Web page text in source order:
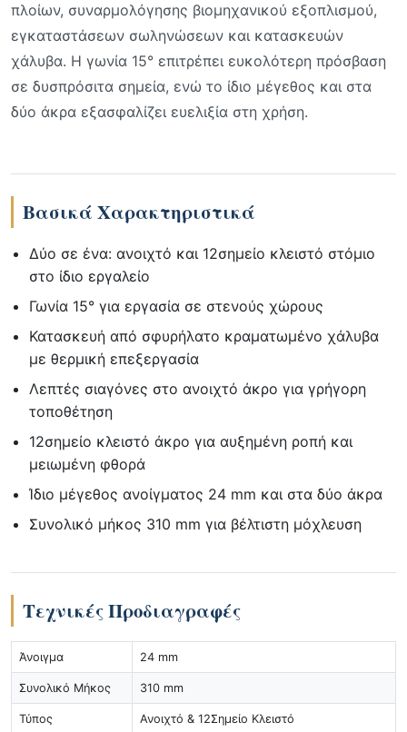
πλοίων, συναρμολόγησης βιομηχανικού εξοπλισμού,
εγκαταστάσεων σωληνώσεων και κατασκευών
χάλυβα. Η γωνία 15° επιτρέπει ευκολότερη πρόσβαση
σε δυσπρόσιτα σημεία, ενώ το ίδιο μέγεθος και στα
δύο άκρα εξασφαλίζει ευελιξία στη χρήση.
Βασικά Χαρακτηριστικά
Δύο σε ένα: ανοιχτό και 12σημείο κλειστό στόμιο
στο ίδιο εργαλείο
Γωνία 15° για εργασία σε στενούς χώρους
Κατασκευή από σφυρήλατο κραματωμένο χάλυβα
με θερμική επεξεργασία
Λεπτές σιαγόνες στο ανοιχτό άκρο για γρήγορη
τοποθέτηση
12σημείο κλειστό άκρο για αυξημένη ροπή και
μειωμένη φθορά
Ίδιο μέγεθος ανοίγματος 24 mm και στα δύο άκρα
Συνολικό μήκος 310 mm για βέλτιστη μόχλευση
Τεχνικές Προδιαγραφές
Άνοιγμα 24 mm
Συνολικό Μήκος 310 mm
Τύπος Ανοιχτό & 12Σημείο Κλειστό